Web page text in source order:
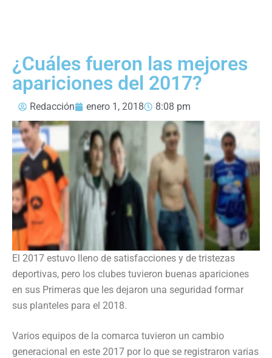
¿Cuáles fueron las mejores
apariciones del 2017?
Redacción enero 1, 2018 8:08 pm
El 2017 estuvo lleno de satisfacciones y de tristezas
deportivas, pero los clubes tuvieron buenas apariciones
en sus Primeras que les dejaron una seguridad formar
sus planteles para el 2018.
Varios equipos de la comarca tuvieron un cambio
generacional en este 2017 por lo que se registraron varias